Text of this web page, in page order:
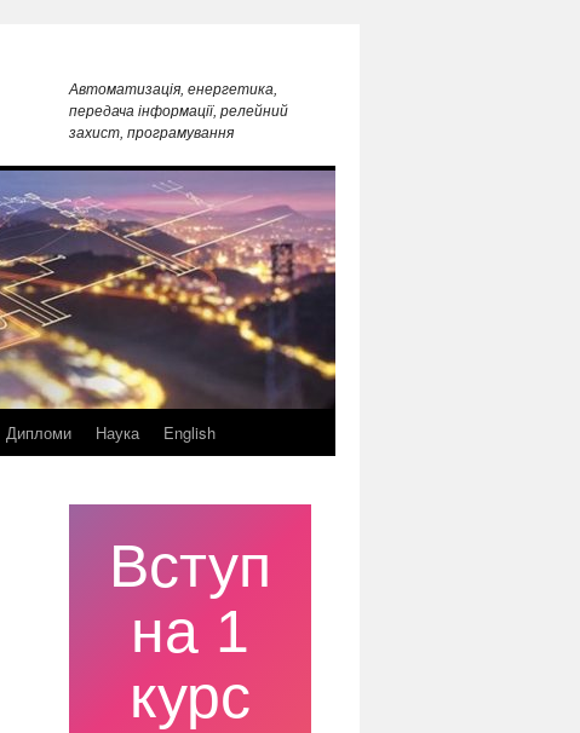
Автоматизація, енергетика,
передача інформації, релейний
захист, програмування
Дипломи Наука English
Вступ
на 1
курс